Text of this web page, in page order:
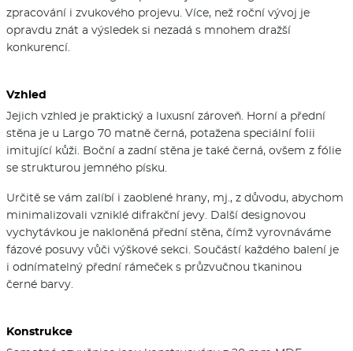
zpracování i zvukového projevu. Více, než roční vývoj je
opravdu znát a výsledek si nezadá s mnohem dražší
konkurencí.
Vzhled
Jejich vzhled je praktický a luxusní zároveň. Horní a přední
stěna je u Largo 70 matně černá, potažena speciální folii
imitující kůži. Boční a zadní stěna je také černá, ovšem z fólie
se strukturou jemného písku.
Určitě se vám zalíbí i zaoblené hrany, mj., z důvodu, abychom
minimalizovali vzniklé difrakční jevy. Další designovou
vychytávkou je nakloněná přední stěna, čímž vyrovnáváme
fázové posuvy vůči výškové sekci. Součástí každého balení je
i odnímatelný přední rámeček s průzvučnou tkaninou
černé barvy.
Konstrukce